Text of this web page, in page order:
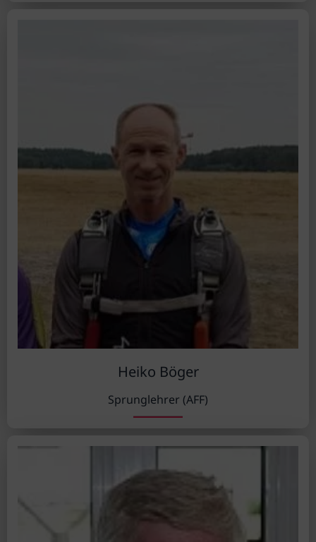
Heiko Böger
Sprunglehrer (AFF)